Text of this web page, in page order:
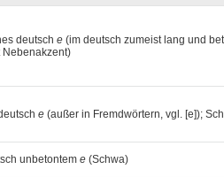
deutsch e (im deutsch zumeist lang und
Nebenakzent)
e (außer in Fremdwörtern, vgl. [e]);
unbetontem e (Schwa)